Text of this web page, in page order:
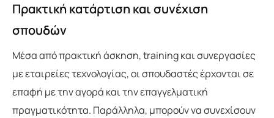
Πρακτική κατάρτιση και συνέχιση
σπουδών
Μέσα από πρακτική άσκηση, training και συνεργασίες
με εταιρείες τεχνολογίας, οι σπουδαστές έρχονται σε
επαφή με την αγορά και την επαγγελματική
πραγματικότητα. Παράλληλα, μπορούν να συνεχίσουν